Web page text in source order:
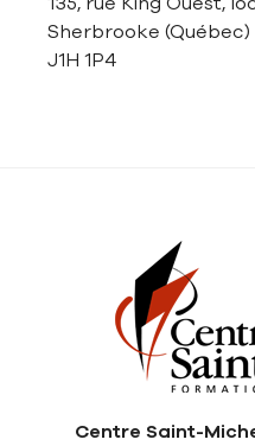
Sherbrooke (Québec)
J1H 1P4
Centre Saint-